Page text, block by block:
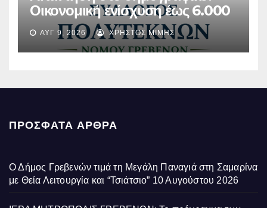
Οικονομική ενίσχυση έως 6.000
ευρώ σε οικογένειες του
Περιβολίου Γρεβενών από τον
Όμιλο Σαράντη
ΑΥΓ 9, 2026 ΧΡΉΣΤΟΣ ΜΊΜΗΣ
ΠΡΌΣΦΑΤΑ ΆΡΘΡΑ
Ο Δήμος Γρεβενών τιμά τη Μεγάλη Παναγιά στη Σαμαρίνα
με Θεία Λειτουργία και “Τσιάτσιο” 10 Αυγούστου 2026